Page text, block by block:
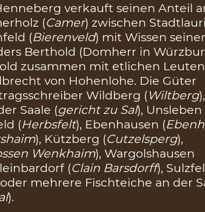
verkauft seinen Anteil
(Camer) zwischen
(Bierenveld) mit Wissen seiner
Berthold (Domherr in
zusammen mit etlichen
von Hohenlohe. Die Güter
Wildberg (Wiltberg
Saale (gericht zu Sal), Unsleben
(Herbsfelt), Ebenhausen (
), Kützberg (Cutzelsperg),
Wenkhaim), Wargolshausen
(Clain Barsdorff),
mehrere Fischteiche an der
).